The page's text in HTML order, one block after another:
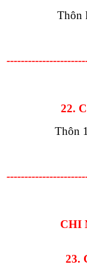
Thôn
22.
Thôn
CHI
23.